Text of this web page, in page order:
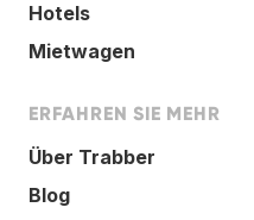
Hotels
Mietwagen
ERFAHREN SIE MEHR
Über Trabber
Blog